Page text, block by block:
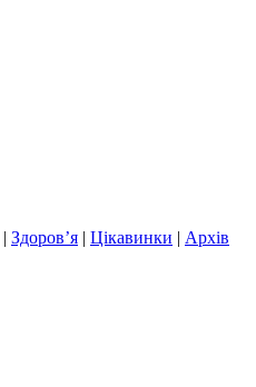
| Здоров’я | Цікавинки | Архів